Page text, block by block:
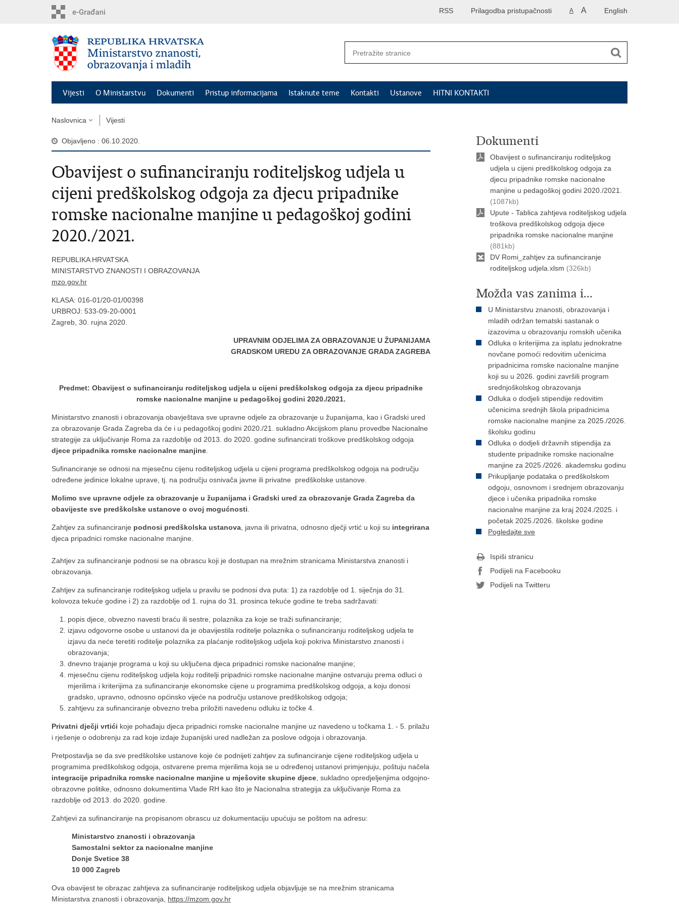
English
A A
Prilagodba pristupačnosti
RSS
Vijesti O Ministarstvu Dokumenti Pristup informacijama Istaknute teme Kontakti Ustanove HITNI KONTAKTI
Naslovnica Vijesti
Objavljeno : 06.10.2020.
Obavijest o sufinanciranju roditeljskog udjela u
cijeni predškolskog odgoja za djecu pripadnike
romske nacionalne manjine u pedagoškoj godini
2020./2021.
REPUBLIKA HRVATSKA
MINISTARSTVO ZNANOSTI I OBRAZOVANJA
mzo.gov.hr
KLASA: 016-01/20-01/00398
URBROJ: 533-09-20-0001
Zagreb, 30. rujna 2020.
UPRAVNIM ODJELIMA ZA OBRAZOVANJE U ŽUPANIJAMA
GRADSKOM UREDU ZA OBRAZOVANJE GRADA ZAGREBA
Predmet: Obavijest o sufinanciranju roditeljskog udjela u cijeni predškolskog odgoja za djecu pripadnike
romske nacionalne manjine u pedagoškoj godini 2020./2021.
Ministarstvo znanosti i obrazovanja obavještava sve upravne odjele za obrazovanje u županijama, kao i Gradski ured
za obrazovanje Grada Zagreba da će i u pedagoškoj godini 2020./21. sukladno Akcijskom planu provedbe Nacionalne
strategije za uključivanje Roma za razdoblje od 2013. do 2020. godine sufinancirati troškove predškolskog odgoja
djece pripadnika romske nacionalne manjine
Sufinanciranje se odnosi na mjesečnu cijenu roditeljskog udjela u cijeni programa predškolskog odgoja na području
određene jedinice lokalne uprave, tj. na području osnivača javne ili privatne predškolske ustanove.
Molimo sve upravne odjele za obrazovanje u županijama i Gradski ured za obrazovanje Grada Zagreba da
obavijeste sve predškolske ustanove o ovoj mogućnosti
Zahtjev za sufinanciranje podnosi predškolska ustanova , javna ili privatna, odnosno dječji vrtić u koji su integrirana
djeca pripadnici romske nacionalne manjine.
Zahtjev za sufinanciranje podnosi se na obrascu koji je dostupan na mrežnim stranicama Ministarstva znanosti i
obrazovanja.
Zahtjev za sufinanciranje roditeljskog udjela u pravilu se podnosi dva puta: 1) za razdoblje od 1. siječnja do 31.
kolovoza tekuće godine i 2) za razdoblje od 1. rujna do 31. prosinca tekuće godine te treba sadržavati:
popis djece, obvezno navesti braću ili sestre, polaznika za koje se traži sufinanciranje;
izjavu odgovorne osobe u ustanovi da je obavijestila roditelje polaznika o sufinanciranju roditeljskog udjela te
izjavu da neće teretiti roditelje polaznika za plaćanje roditeljskog udjela koji pokriva Ministarstvo znanosti i
obrazovanja;
dnevno trajanje programa u koji su uključena djeca pripadnici romske nacionalne manjine;
mjesečnu cijenu roditeljskog udjela koju roditelji pripadnici romske nacionalne manjine ostvaruju prema odluci o
mjerilima i kriterijima za sufinanciranje ekonomske cijene u programima predškolskog odgoja, a koju donosi
gradsko, upravno, odnosno općinsko vijeće na području ustanove predškolskog odgoja;
zahtjevu za sufinanciranje obvezno treba priložiti navedenu odluku iz točke 4.
Privatni dječji vrtići koje pohađaju djeca pripadnici romske nacionalne manjine uz navedeno u točkama 1. - 5. prilažu
i rješenje o odobrenju za rad koje izdaje županijski ured nadležan za poslove odgoja i obrazovanja.
Pretpostavlja se da sve predškolske ustanove koje će podnijeti zahtjev za sufinanciranje cijene roditeljskog udjela u
programima predškolskog odgoja, ostvarene prema mjerilima koja se u određenoj ustanovi primjenjuju, poštuju načela
integracije pripadnika romske nacionalne manjine u mješovite skupine djece , sukladno opredjeljenjima odgojno-
obrazovne politike, odnosno dokumentima Vlade RH kao što je Nacionalna strategija za uključivanje Roma za
razdoblje od 2013. do 2020. godine.
Zahtjevi za sufinanciranje na propisanom obrascu uz dokumentaciju upućuju se poštom na adresu:
Ministarstvo znanosti i obrazovanja
Samostalni sektor za nacionalne manjine
Donje Svetice 38
10 000 Zagreb
Ova obavijest te obrazac zahtjeva za sufinanciranje roditeljskog udjela objavljuje se na mrežnim stranicama
Ministarstva znanosti i obrazovanja, https://mzom.gov.hr
Dokumenti
Obavijest o sufinanciranju roditeljskog
udjela u cijeni predškolskog odgoja za
djecu pripadnike romske nacionalne
manjine u pedagoškoj godini 2020./2021.
(1087kb)
Upute - Tablica zahtjeva roditeljskog udjela
troškova predškolskog odgoja djece
pripadnika romske nacionalne manjine
(881kb)
DV Romi_zahtjev za sufinanciranje
roditeljskog udjela.xlsm (326kb)
Možda vas zanima i...
U Ministarstvu znanosti, obrazovanja i
mladih održan tematski sastanak o
izazovima u obrazovanju romskih učenika
Odluka o kriterijima za isplatu jednokratne
novčane pomoći redovitim učenicima
pripadnicima romske nacionalne manjine
koji su u 2026. godini završili program
srednjoškolskog obrazovanja
Odluka o dodjeli stipendije redovitim
učenicima srednjih škola pripadnicima
romske nacionalne manjine za 2025./2026.
školsku godinu
Odluka o dodjeli državnih stipendija za
studente pripadnike romske nacionalne
manjine za 2025./2026. akademsku godinu
Prikupljanje podataka o predškolskom
odgoju, osnovnom i srednjem obrazovanju
djece i učenika pripadnika romske
nacionalne manjine za kraj 2024./2025. i
početak 2025./2026. školske godine
Pogledajte sve
Ispiši stranicu
Podijeli na Facebooku
Podijeli na Twitteru